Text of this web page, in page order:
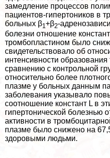
замедление процессов
пациентов-гипертоников в
больных β1+β2-
болезни отношение
тромбопластином было
свидетельствовало об
интенсивности
сравнению с контрольной
относительно более
плазме у больных данным
заболевания указывало
соотношение констант L в
гипертонической болезнью
активности в
плазме было снижено на
здоровыми людьми.